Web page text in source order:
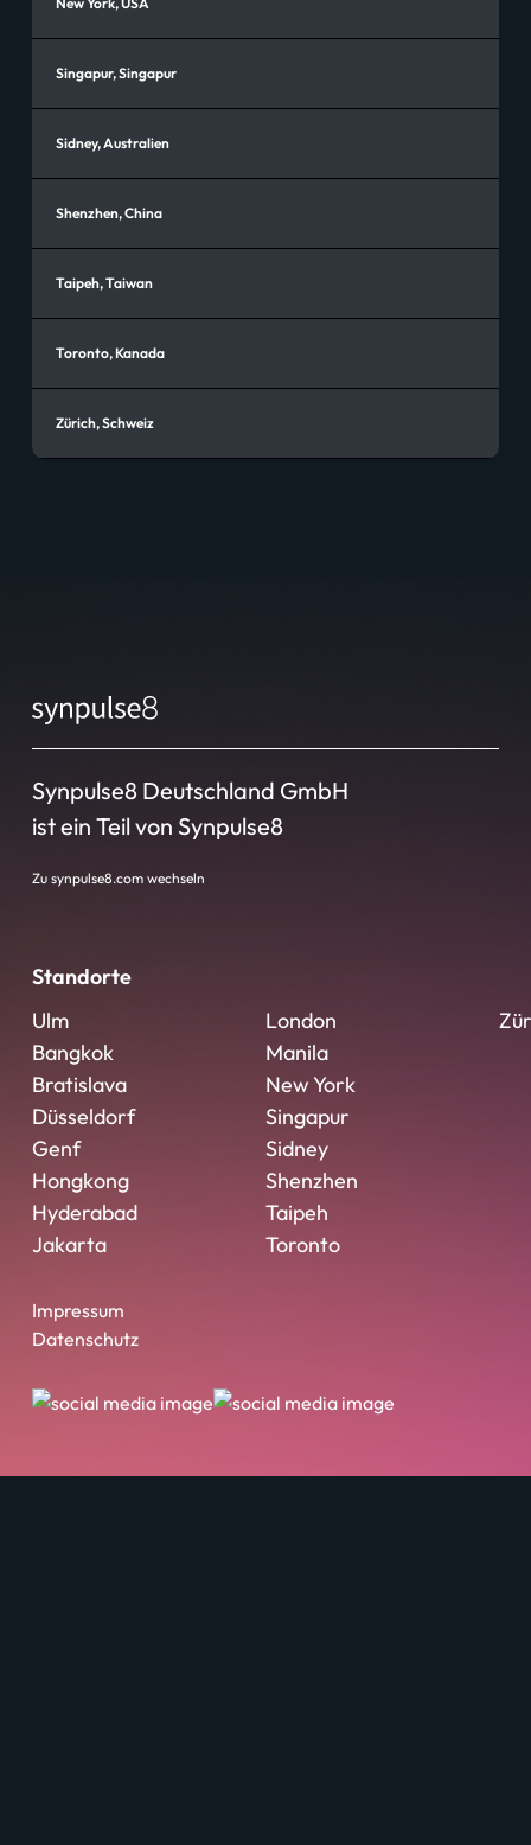
Singapur, Singapur
Sidney, Australien
Shenzhen, China
Taipeh, Taiwan
Toronto, Kanada
Zürich, Schweiz
Synpulse8 Deutschland GmbH
ist ein Teil von Synpulse8
Zu synpulse8.com wechseln
Standorte
Ulm
Bangkok
Bratislava
Düsseldorf
Genf
Hongkong
Hyderabad
Jakarta
London
Manila
New York
Singapur
Sidney
Shenzhen
Taipeh
Toronto
Impressum
Datenschutz